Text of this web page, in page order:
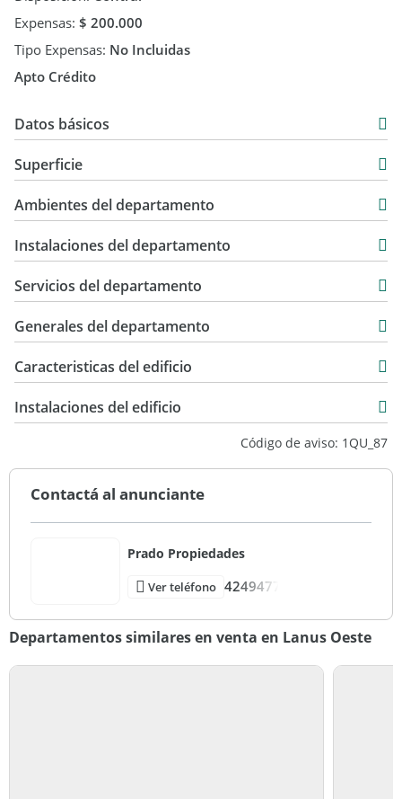
Expensas: $ 200.000
Tipo Expensas: No Incluidas
Apto Crédito
Datos básicos
Venta
USD 120.000
Superficie
136,17 m2
214,25 m2
Ambientes del departamento
Instalaciones del departamento
Servicios del departamento
Generales del departamento
Caracteristicas del edificio
3
Entre Medianeras
Otro
Bueno
10 m2
40 m2
Instalaciones del edificio
Código de aviso: 1QU_87
Contactá al anunciante
Prado Propiedades
Ver teléfono 4249477
Departamentos similares en venta en Lanus Oeste